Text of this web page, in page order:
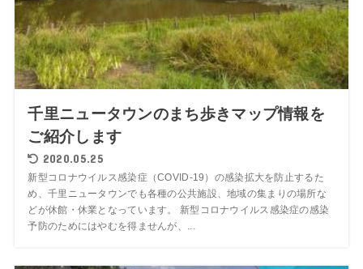
千里ニュータウンのまち歩きマップ情報を
ご紹介します
2020.05.25
新型コロナウイルス感染症（COVID-19）の感染拡大を防止するた
め、千里ニュータウンでも各種の公共施設、地域の集まりの場所な
どが休館・休業となっています。 新型コロナウイルス感染症の感染
予防のためにはやむを得ませんが、...